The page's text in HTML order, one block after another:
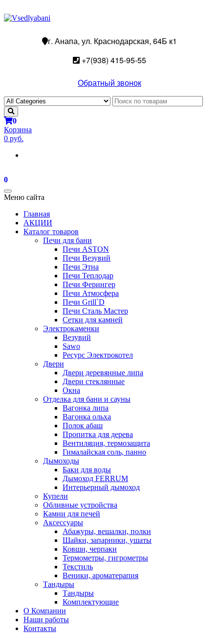
г. Анапа, ул. Краснодарская, 64Б к1
+7(938) 415-95-55
Обратный звонок
0
Корзина
0 руб.
0
Toggle
navigation
Меню сайта
Главная
АКЦИИ
Каталог товаров
Печи для бани
Печи ASTON
Печи Везувий
Печи Этна
Печи Теплодар
Печи Ферингер
Печи Атмосфера
Печи Grill`D
Печи Сталь Мастер
Сетки для камней
Электрокаменки
Везувий
Sawo
Ресурс Электрокотел
Двери
Двери деревянные липа
Двери стеклянные
Окна
Отделка для бани и сауны
Вагонка липа
Вагонка ольха
Полок абаш
Пропитка для дерева
Вентиляция, термозащита
Гималайская соль, панно
Дымоходы
Баки для воды
Дымоход FERRUM
Интерьерный дымоход
Купели
Обливные устройства
Камни для печей
Аксессуары
Абажуры, вешалки, полки
Шайки, запарники, ушаты
Ковши, черпаки
Термометры, гигрометры
Текстиль
Веники, ароматерапия
Тандыры
Тандыры
Комплектующие
О Компании
Наши работы
Контакты